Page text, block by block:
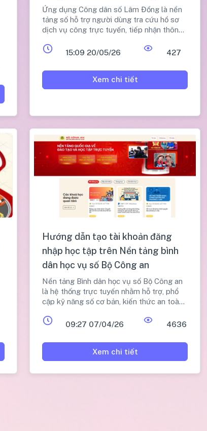
Ứng dụng Công dân số Lâm Đồng là nền
tảng số hỗ trợ người dùng tra cứu hồ sơ
dịch vụ công trực tuyến, tiếp nhận thông
hiện trường nhanh chóng, thuận tiện.
15:09 20/05/26 427
Xem chi tiết
Hướng dẫn tạo tài khoản đăng
nhập học tập trên Nền tảng bình
dân học vụ số Bộ Công an
Nền tảng Bình dân học vụ số Bộ Công an
là hệ thống trực tuyến nhằm hỗ trợ, phổ
cập kỹ năng số cơ bản, kiến thức an toàn
09:27 07/04/26
4636
Xem chi tiết